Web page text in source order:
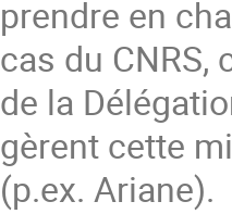
prendre en
cas du
de la
gèrent cette
(p.ex. Ariane).